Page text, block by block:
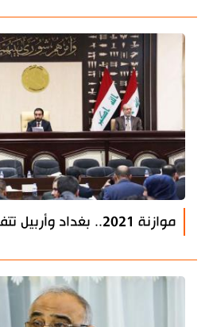
موازنة 2021.. بغداد وأربيل تتفقان على حصة الإقليم